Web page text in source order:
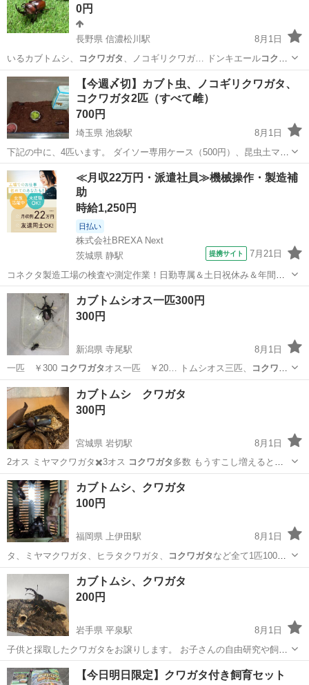
0円
長野県 信濃松川駅
8月1日
いるカブトムシ、
コクワガタ 、ノコギリクワガ… ドンキエールコクワ
ガタドンミヤマク… みでカブトムシ、コクワガタ、ノコギリクワガ…
国産 松川村産コクワガタ 松川村産アカ… ドンキエール コクワガタ デ
ィディエ...
長野 北安曇郡 信濃松川駅 その他 カブトムシ
【今週〆切】カブト虫、ノコギリクワガタ、
コクワガタ2匹（すべて雌）
700円
埼玉県 池袋駅
8月1日
下記の中に、4匹います。 ダイソー専用ケース（500円）、昆虫土マッ
ト（200円）使用中、栄養保水1袋（100円）未開封、脱臭ゼオライト
（100円）開封済で少し残ってます。。 子供が飽きてしまった為、一
式でご購入いただける...
埼玉 東松山市 池袋駅 その他
≪月収22万円・派遣社員≫機械操作・製造補
助
時給1,250円
日払い
株式会社BREXA Next
茨城県 静駅
提携サイト 7月21日
コネクタ製造工場の検査や測定作業！日勤専属＆土日祝休み＆年間休
日128日★クリーンルーム内作業★マイカー通勤OK＆無料駐車場あり
★就業先食堂利用可！日払い制度あり！《茨城県常陸大宮市》 人気の
工場のお仕事 ◇コネクタ製造工...
茨城 常陸大宮市 その他
カブトムシオス一匹300円
300円
新潟県 寺尾駅
8月1日
一匹 ￥300 コクワガタ オス一匹 ￥20… トムシオス三匹、
コクワガ
タオス三匹準備でき…
新潟 新潟市 寺尾駅 その他 カブトムシ
カブトムシ クワガタ
300円
宮城県 岩切駅
8月1日
️2オス ミヤマクワガタ✖️3オス コクワガタ 多数 もうすこし増えると思
います。 …
宮城 多賀城市 岩切駅 その他
カブトムシ、クワガタ
100円
福岡県 上伊田駅
8月1日
タ、ミヤマクワガタ、ヒラタクワガタ、
コクワガタ など全て1匹100円
でお譲りいたしま…
福岡 田川市 上伊田駅 その他
カブトムシ、クワガタ
200円
岩手県 平泉駅
8月1日
子供と採取したクワガタをお譲りします。 お子さんの自由研究や飼育
用、ブリードに如何ですか？ サイズにもよりますが、大体100～1500
円で考えております。 気になる方はご連絡ください！ ミヤマクワガタ
岩手 奥州市 平泉駅 その他
【今日明日限定】クワガタ付き飼育セット